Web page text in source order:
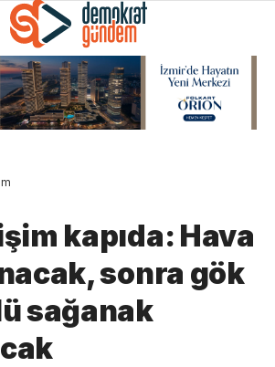
kapıda: Hava
sonra gök
sağanak